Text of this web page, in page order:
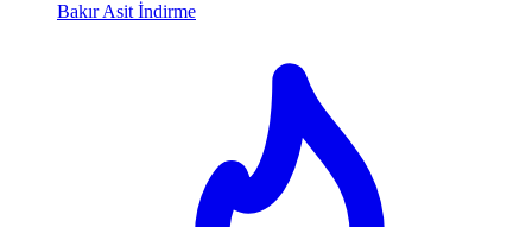
Bakır Asit İndirme